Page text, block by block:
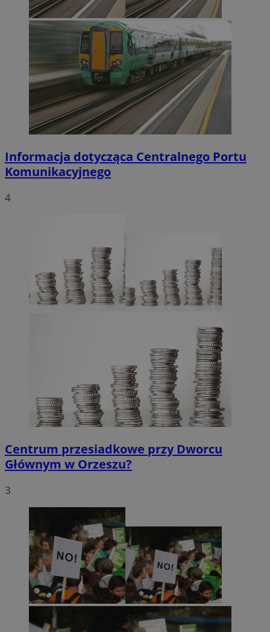
Informacja dotycząca Centralnego Portu
Komunikacyjnego
4
Centrum przesiadkowe przy Dworcu
Głównym w Orzeszu?
3